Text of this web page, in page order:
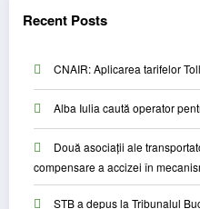
Recent Posts
CNAIR: Aplicarea tarifelor
Alba Iulia caută operator
Două asociații ale
compensare a accizei în
STB a depus la Tribunalul